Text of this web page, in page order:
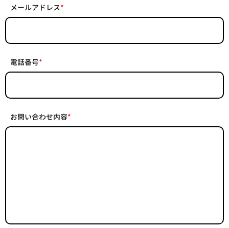
メールアドレス*
電話番号*
お問い合わせ内容*